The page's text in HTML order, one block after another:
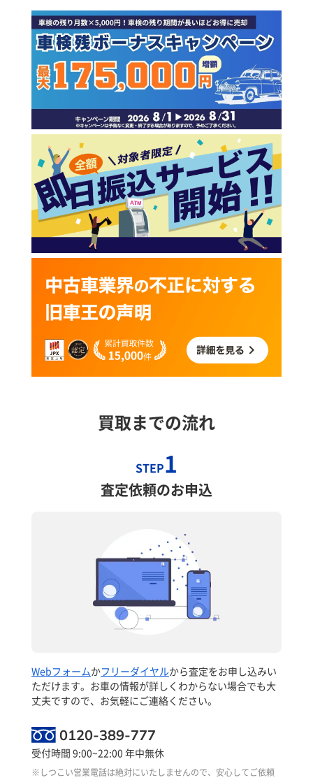
買取までの流れ
STEP1
査定依頼のお申込
Webフォームかフリーダイヤルから査定をお申し込みい
ただけます。お車の情報が詳しくわからない場合でも大
丈夫ですので、お気軽にご連絡ください。
0120-389-777
受付時間 9:00~22:00 年中無休
※しつこい営業電話は絶対にいたしませんので、安心してご依頼